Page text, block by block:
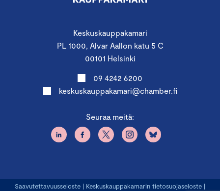
Keskuskauppakamari
PL 1000, Alvar Aallon katu 5 C
00101 Helsinki
09 4242 6200
keskuskauppakamari@chamber.fi
Seuraa meitä:
Saavutettavuusseloste | Keskuskauppakamarin tietosuojaseloste |